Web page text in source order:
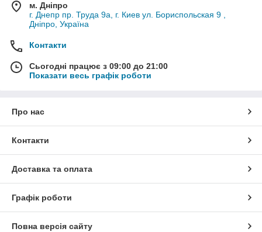
м. Дніпро
г. Днепр пр. Труда 9а, г. Киев ул. Бориспольская 9 ,
Дніпро, Україна
Контакти
Сьогодні працює з 09:00 до 21:00
Показати весь графік роботи
Про нас
Контакти
Доставка та оплата
Графік роботи
Повна версія сайту